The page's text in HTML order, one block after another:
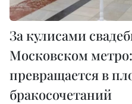
За кулисами
Московском
превращается в
бракосочетаний